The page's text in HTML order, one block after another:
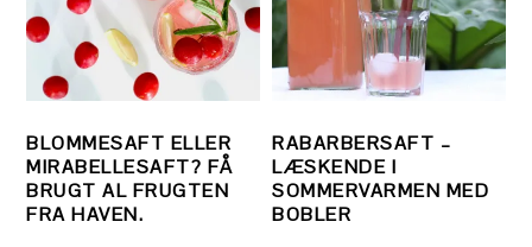
BLOMMESAFT ELLER
MIRABELLESAFT? FÅ
BRUGT AL FRUGTEN
FRA HAVEN.
RABARBERSAFT –
LÆSKENDE I
SOMMERVARMEN MED
BOBLER